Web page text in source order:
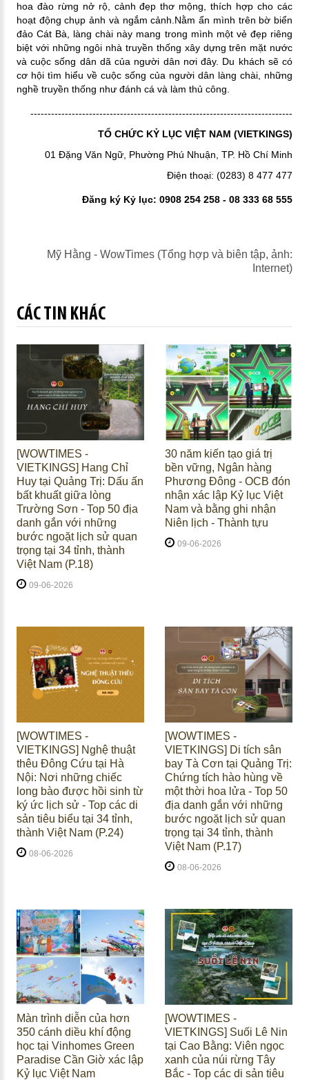
hoa đào rừng nở rộ, cảnh đẹp thơ mộng, thích hợp cho các
hoạt động chụp ảnh và ngắm cảnh.Nằm ẩn mình trên bờ biển
đảo Cát Bà, làng chài này mang trong mình một vẻ đẹp riêng
biệt với những ngôi nhà truyền thống xây dựng trên mặt nước
và cuộc sống dân dã của người dân nơi đây. Du khách sẽ có
cơ hội tìm hiểu về cuộc sống của người dân làng chài, những
nghề truyền thống như đánh cá và làm thủ công.
----------------------------------------------------------------------------
TỔ CHỨC KỶ LỤC VIỆT NAM (VIETKINGS)
01 Đặng Văn Ngữ, Phường Phú Nhuận, TP. Hồ Chí Minh
Điện thoại: (0283) 8 477 477
Đăng ký Kỷ lục: 0908 254 258 - 08 333 68 555
Mỹ Hằng - WowTimes (Tổng hợp và biên tập, ảnh:
Internet)
CÁC TIN KHÁC
[WOWTIMES -
VIETKINGS] Hang Chỉ
Huy tại Quảng Trị: Dấu ấn
bất khuất giữa lòng
Trường Sơn - Top 50 địa
danh gắn với những
bước ngoặt lịch sử quan
trọng tại 34 tỉnh, thành
Việt Nam (P.18)
09-06-2026
30 năm kiến tạo giá trị
bền vững, Ngân hàng
Phương Đông - OCB đón
nhận xác lập Kỷ lục Việt
Nam và bằng ghi nhận
Niên lịch - Thành tựu
09-06-2026
[WOWTIMES -
VIETKINGS] Nghệ thuật
thêu Đông Cứu tại Hà
Nội: Nơi những chiếc
long bào được hồi sinh từ
ký ức lịch sử - Top các di
sản tiêu biểu tại 34 tỉnh,
thành Việt Nam (P.24)
08-06-2026
[WOWTIMES -
VIETKINGS] Di tích sân
bay Tà Cơn tại Quảng Trị:
Chứng tích hào hùng về
một thời hoa lửa - Top 50
địa danh gắn với những
bước ngoặt lịch sử quan
trọng tại 34 tỉnh, thành
Việt Nam (P.17)
08-06-2026
Màn trình diễn của hơn
350 cánh diều khí động
học tại Vinhomes Green
Paradise Cần Giờ xác lập
Kỷ lục Việt Nam
[WOWTIMES -
VIETKINGS] Suối Lê Nin
tại Cao Bằng: Viên ngọc
xanh của núi rừng Tây
Bắc - Top các di sản tiêu